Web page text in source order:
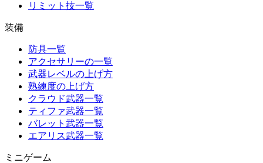
リミット技一覧
装備
防具一覧
アクセサリーの一覧
武器レベルの上げ方
熟練度の上げ方
クラウド武器一覧
ティファ武器一覧
バレット武器一覧
エアリス武器一覧
ミニゲーム